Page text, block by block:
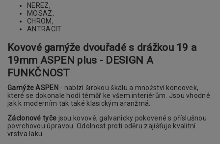
NEREZ,
MOSAZ,
CHROM,
ANTRACIT
Kovové garnýže dvouřadé s drážkou 19 a
19mm ASPEN plus - DESIGN A
FUNKČNOST
Garnýže ASPEN - nabízí širokou škálu a množství koncovek,
které se dokonale hodí téměř ke všem interiérům. Jsou vhodné
jak k moderním tak také klasickým aranžmá.
Záclonové tyče jsou kovové, galvanicky pokovené s příslušnou
povrchovou úpravou. Odolnost proti oděru zajišťuje kvalitní
vrstva laku.